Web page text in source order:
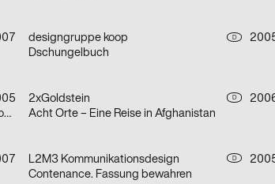
designgruppe koop D
Dschungelbuch
Hans Hillmann. Haltmale. Vom Plakat zum Bildroman
2xGoldstein D
Acht Orte – Eine Reise in Afghanistan
L2M3 Kommunikationsdesign D
Contenance. Fassung bewahren